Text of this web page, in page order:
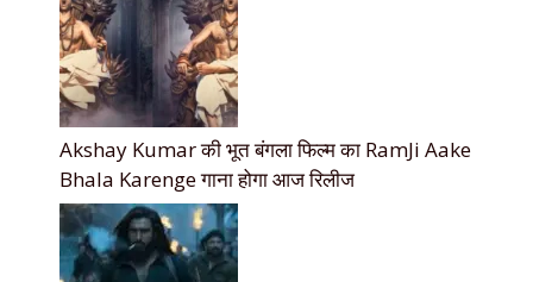
Akshay Kumar की भूत बंगला फिल्म का RamJi Aake
Bhala Karenge गाना होगा आज रिलीज